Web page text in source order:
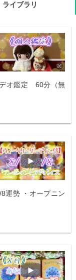
ライブラリ
オ鑑定 60分（無
8運勢 ・オープニン